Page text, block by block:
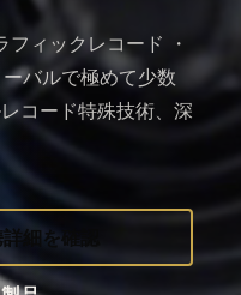
ィックレコード ・
バルで極めて少数
コード特殊技術、深
細を確認